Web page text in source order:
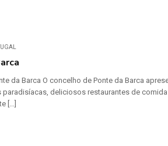
da Barca O concelho de Ponte da Barca
deliciosos restaurantes de
[…]